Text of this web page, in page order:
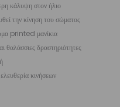
κάλυψη στον ήλιο
την κίνηση του σώματος
printed μανίκια
θαλάσσιες δραστηριότητες
κινήσεων